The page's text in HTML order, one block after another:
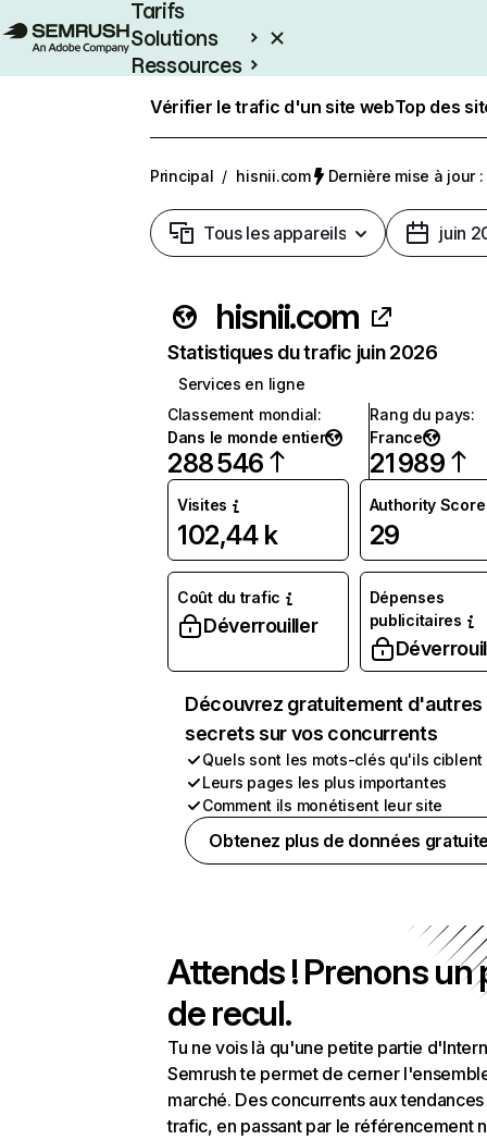
Tarifs
Solutions
Ressources
Vérifier le trafic d'un site webTop des
Principal / hisnii.com Dernière mise à jour
Tous les appareils juin
hisnii.com
Statistiques du trafic juin 2026
Services en ligne
Classement mondial:
Dans le monde entier
288 546
Rang du pays:
France
21 989
Visites
102,44 k
Authority Score
29
Coût du trafic
Déverrouiller
Dépenses
publicitaires
Découvrez gratuitement d'autres
secrets sur vos concurrents
Quels sont les mots-clés qu'ils ciblent
Leurs pages les plus importantes
Comment ils monétisent leur site
Obtenez plus de données
Attends ! Prenons un
de recul.
Tu ne vois là qu'une petite partie
Semrush te permet de cerner
marché. Des concurrents aux
trafic, en passant par le référencement